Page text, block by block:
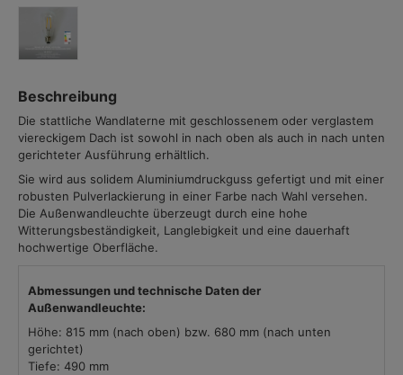
Beschreibung
Die stattliche Wandlaterne mit geschlossenem oder verglastem
viereckigem Dach ist sowohl in nach oben als auch in nach unten
gerichteter Ausführung erhältlich.
Sie wird aus solidem Aluminiumdruckguss gefertigt und mit einer
robusten Pulverlackierung in einer Farbe nach Wahl versehen.
Die Außenwandleuchte überzeugt durch eine hohe
Witterungsbeständigkeit, Langlebigkeit und eine dauerhaft
hochwertige Oberfläche.
Abmessungen und technische Daten der
Außenwandleuchte:
Höhe: 815 mm (nach oben) bzw. 680 mm (nach unten
gerichtet)
Tiefe: 490 mm